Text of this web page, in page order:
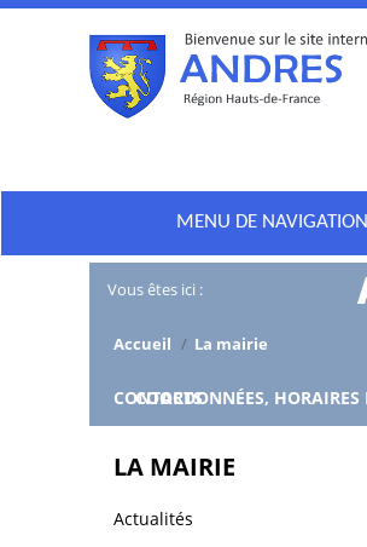
MENU DE NAVIGATION
Vous êtes ici :
Accueil / La mairie
/
COORDONNÉES, HORAIRES ET CONTACTS
LA MAIRIE
Actualités